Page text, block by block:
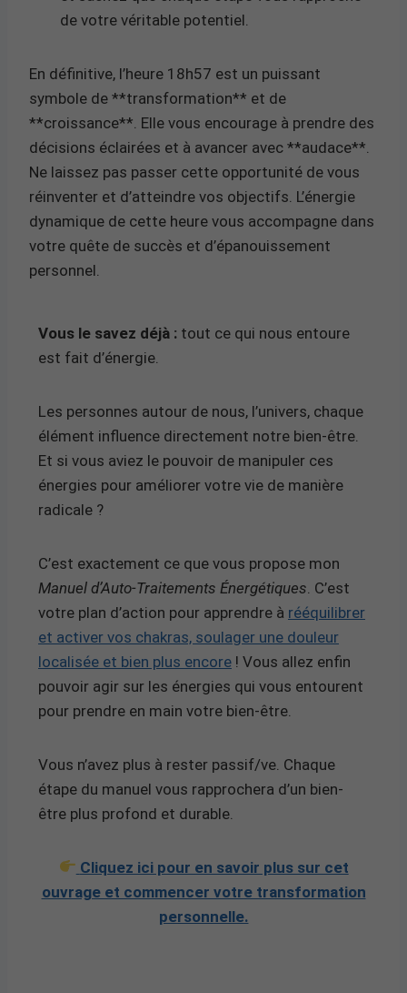
de votre véritable potentiel.
En définitive, l’heure 18h57 est un puissant
symbole de **transformation** et de
**croissance**. Elle vous encourage à prendre des
décisions éclairées et à avancer avec **audace**.
Ne laissez pas passer cette opportunité de vous
réinventer et d’atteindre vos objectifs. L’énergie
dynamique de cette heure vous accompagne dans
votre quête de succès et d’épanouissement
personnel.
Vous le savez déjà : tout ce qui nous entoure
est fait d’énergie.
Les personnes autour de nous, l’univers, chaque
élément influence directement notre bien-être.
Et si vous aviez le pouvoir de manipuler ces
énergies pour améliorer votre vie de manière
radicale ?
C’est exactement ce que vous propose mon
Manuel d’Auto-Traitements Énergétiques . C’est
votre plan d’action pour apprendre à rééquilibrer
et activer vos chakras, soulager une douleur
localisée et bien plus encore ! Vous allez enfin
pouvoir agir sur les énergies qui vous entourent
pour prendre en main votre bien-être.
Vous n’avez plus à rester passif/ve. Chaque
étape du manuel vous rapprochera d’un bien-
être plus profond et durable.
Cliquez ici pour en savoir plus sur cet
ouvrage et commencer votre transformation
personnelle.